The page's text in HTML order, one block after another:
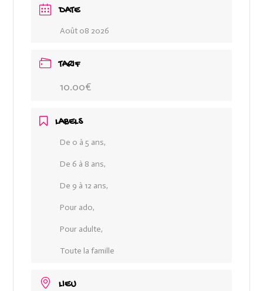
DATE
Août 08 2026
TARIF
10.00€
LABELS
De 0 à 5 ans,
De 6 à 8 ans,
De 9 à 12 ans,
Pour ado,
Pour adulte,
Toute la famille
LIEU